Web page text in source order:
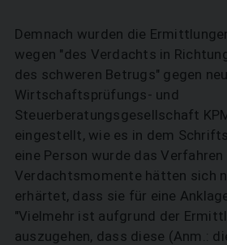
Demnach wurden die
wegen "des Verdachts in
des schweren Betrugs" gegen
Wirtschaftsprüfungs- und
Steuerberatungsgesellschaft
eingestellt, wie es in dem
eine Person wurde das
Verdachtsmomente hätten sich
erhärtet, dass sie für eine
"Vielmehr ist aufgrund der
auszugehen, dass diese (Anm.: